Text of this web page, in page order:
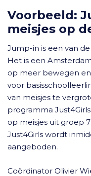
Voorbeeld:
meisjes op
Jump-in is een van
Het is een
op meer bewegen
voor
van meisjes te
programma
op meisjes uit groep
Just4Girls wordt
aangeboden.
Coördinator Olivier